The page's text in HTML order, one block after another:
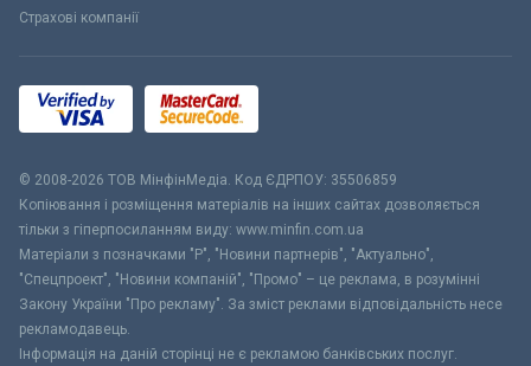
Страхові компанії
© 2008-2026 ТОВ МiнфiнМедiа. Код ЄДРПОУ: 35506859
Копіювання і розміщення матеріалів на інших сайтах дозволяється
тільки з гіперпосиланням виду: www.minfin.com.ua
Матеріали з позначками "Р", "Новини партнерів", "Актуально",
"Спецпроект", "Новини компаній", "Промо" – це реклама, в розумінні
Закону України "Про рекламу". За зміст реклами відповідальність несе
рекламодавець.
Інформація на даній сторінці не є рекламою банківських послуг.